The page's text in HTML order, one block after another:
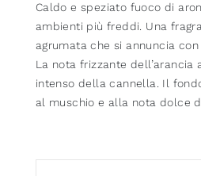
Caldo e speziato fuoco di
ambienti più freddi. Una
agrumata che si annuncia
La nota frizzante dell’arancia
intenso della cannella. Il
al muschio e alla nota dolce